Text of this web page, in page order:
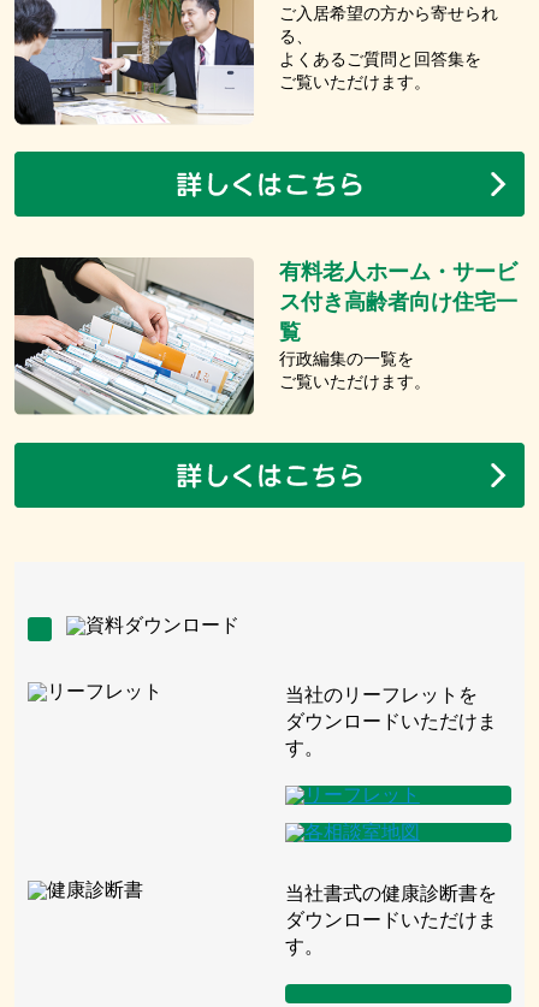
ご入居希望の方から寄せられ
る、
よくあるご質問と回答集を
ご覧いただけます。
有料老人ホーム・サービ
ス付き高齢者向け住宅一
覧
行政編集の一覧を
ご覧いただけます。
当社のリーフレットを
ダウンロードいただけま
す。
当社書式の健康診断書を
ダウンロードいただけま
す。